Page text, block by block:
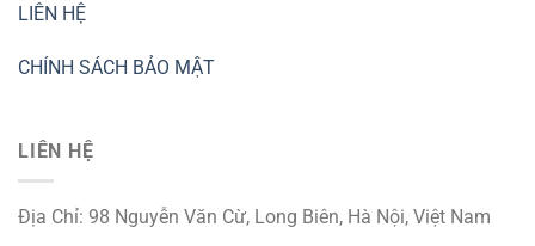
LIÊN HỆ
CHÍNH SÁCH BẢO MẬT
LIÊN HỆ
Địa Chỉ: 98 Nguyễn Văn Cừ, Long Biên, Hà Nội, Việt Nam